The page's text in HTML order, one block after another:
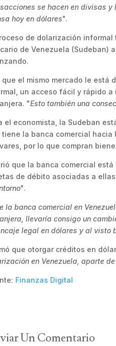
se hacen en divisas
hoy en dólares".
de dolarización
de Venezuela (Sudeban)
que el mismo mercado le está
un acceso fácil y rápido
"Esto también una
el economista, la Sudeban
tiene la banca comercial
por lo que compran
que la banca comercial
de débito asociadas a
".
la banca comercial en
llevaría consigo un
legal en dólares y al visto
que otorgar créditos en
en Venezuela, aparte
Finanzas Digital
Un Comentario